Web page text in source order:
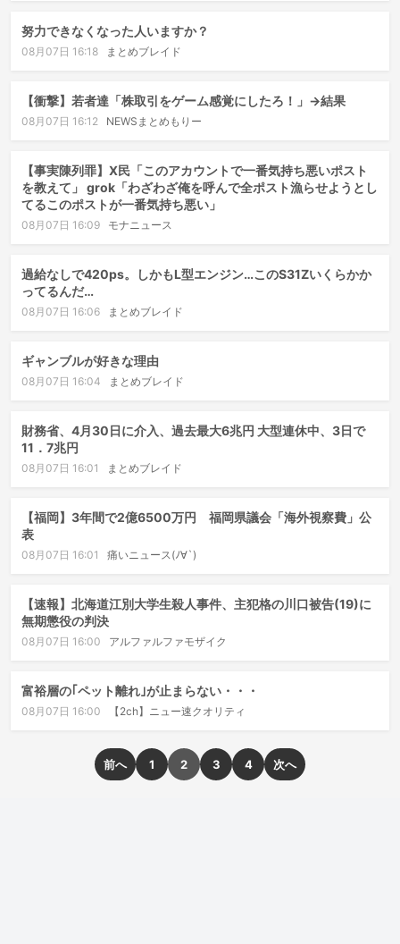
努力できなくなった人いますか？
08月07日 16:18 まとめブレイド
【衝撃】若者達「株取引をゲーム感覚にしたろ！」→結果
08月07日 16:12 NEWSまとめもりー
【事実陳列罪】X民「このアカウントで一番気持ち悪いポスト
を教えて」 grok「わざわざ俺を呼んで全ポスト漁らせようとし
てるこのポストが一番気持ち悪い」
08月07日 16:09 モナニュース
過給なしで420ps。しかもL型エンジン…このS31Zいくらかか
ってるんだ…
08月07日 16:06 まとめブレイド
ギャンブルが好きな理由
08月07日 16:04 まとめブレイド
財務省、4月30日に介入、過去最大6兆円 大型連休中、3日で
11．7兆円
08月07日 16:01 まとめブレイド
【福岡】3年間で2億6500万円 福岡県議会「海外視察費」公
表
08月07日 16:01 痛いニュース(ﾉ∀`)
【速報】北海道江別大学生殺人事件、主犯格の川口被告(19)に
無期懲役の判決
08月07日 16:00 アルファルファモザイク
富裕層の｢ペット離れ｣が止まらない・・・
08月07日 16:00 【2ch】ニュー速クオリティ
前へ 1 2 3 4 次へ